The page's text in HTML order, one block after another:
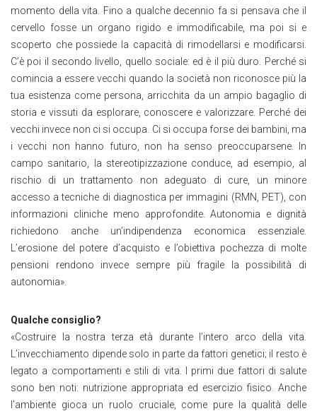
momento della vita. Fino a qualche decennio fa si pensava che il
cervello fosse un organo rigido e immodificabile, ma poi si e
scoperto che possiede la capacità di rimodellarsi e modificarsi.
C’è poi il secondo livello, quello sociale: ed è il più duro. Perché si
comincia a essere vecchi quando la società non riconosce più la
tua esistenza come persona, arricchita da un ampio bagaglio di
storia e vissuti da esplorare, conoscere e valorizzare. Perché dei
vecchi invece non ci si occupa. Ci si occupa forse dei bambini, ma
i vecchi non hanno futuro, non ha senso preoccuparsene. In
campo sanitario, la stereotipizzazione conduce, ad esempio, al
rischio di un trattamento non adeguato di cure, un minore
accesso a tecniche di diagnostica per immagini (RMN, PET), con
informazioni cliniche meno approfondite. Autonomia e dignità
richiedono anche un’indipendenza economica essenziale.
L’erosione del potere d’acquisto e l’obiettiva pochezza di molte
pensioni rendono invece sempre più fragile la possibilità di
autonomia».
Qualche consiglio?
«Costruire la nostra terza età durante l’intero arco della vita.
L’invecchiamento dipende solo in parte da fattori genetici; il resto è
legato a comportamenti e stili di vita. I primi due fattori di salute
sono ben noti: nutrizione appropriata ed esercizio fisico. Anche
l’ambiente gioca un ruolo cruciale, come pure la qualità delle